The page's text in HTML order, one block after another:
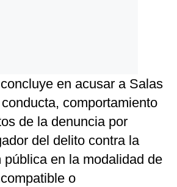
en acusar a Salas
comportamiento
de la denuncia por
del delito contra la
pública en la modalidad de
o